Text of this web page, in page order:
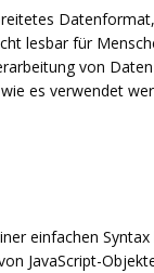
lesbar für
von
es verwendet
einfachen
JavaScript-